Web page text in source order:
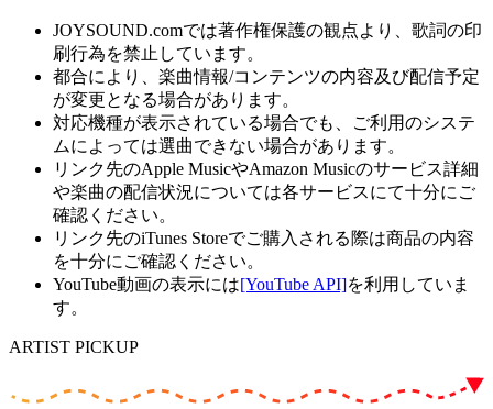
JOYSOUND.comでは著作権保護の観点より、歌詞の印
刷行為を禁止しています。
都合により、楽曲情報/コンテンツの内容及び配信予定
が変更となる場合があります。
対応機種が表示されている場合でも、ご利用のシステ
ムによっては選曲できない場合があります。
リンク先のApple MusicやAmazon Musicのサービス詳細
や楽曲の配信状況については各サービスにて十分にご
確認ください。
リンク先のiTunes Storeでご購入される際は商品の内容
を十分にご確認ください。
YouTube動画の表示には[YouTube API]を利用していま
す。
ARTIST PICKUP